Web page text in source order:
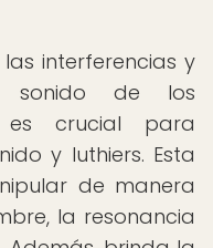
interferencias y
sonido de los
es crucial para
y luthiers. Esta
de manera
la resonancia